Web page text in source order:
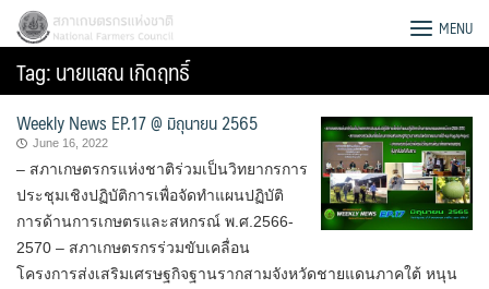
Skip
content
สภาเกษตรกรแห่งชาติ MENU
Tag:นายแสณ เกิดฤทธิ์
Weekly News EP.17 @ มิถุนายน 2565
June 16, 2022
– สภาเกษตรกรแห่งชาติร่วมเป็นวิทยากรการ
ประชุมเชิงปฏิบัติการเพื่อจัดทำแผนปฏิบัติ
การด้านการเกษตรและสหกรณ์ พ.ศ.2566-
2570 – สภาเกษตรกรร่วมขับเคลื่อน
โครงการส่งเสริมเศรษฐกิจฐานรากสามจังหวัดชายแดนภาคใต้ หนุน